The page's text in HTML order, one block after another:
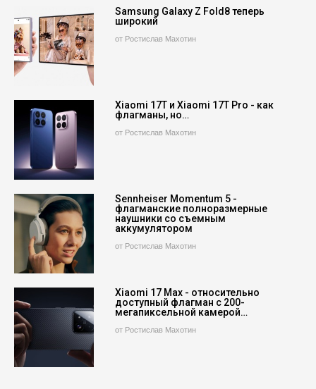
Samsung Galaxy Z Fold8 теперь
широкий
от Ростислав Махотин
Xiaomi 17T и Xiaomi 17T Pro - как
флагманы, но…
от Ростислав Махотин
Sennheiser Momentum 5 -
флагманские полноразмерные
наушники со съемным
аккумулятором
от Ростислав Махотин
Xiaomi 17 Max - относительно
доступный флагман с 200-
мегапиксельной камерой…
от Ростислав Махотин